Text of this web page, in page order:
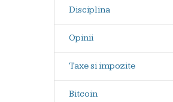
Disciplina
Opinii
Taxe si impozite
Bitcoin